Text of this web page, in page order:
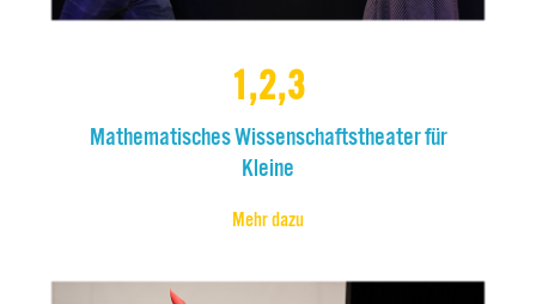
1,2,3
Mathematisches Wissenschaftstheater für
Kleine
Mehr dazu